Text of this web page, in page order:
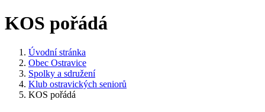
KOS pořádá
Úvodní stránka
Obec Ostravice
Spolky a sdružení
Klub ostravických seniorů
KOS pořádá